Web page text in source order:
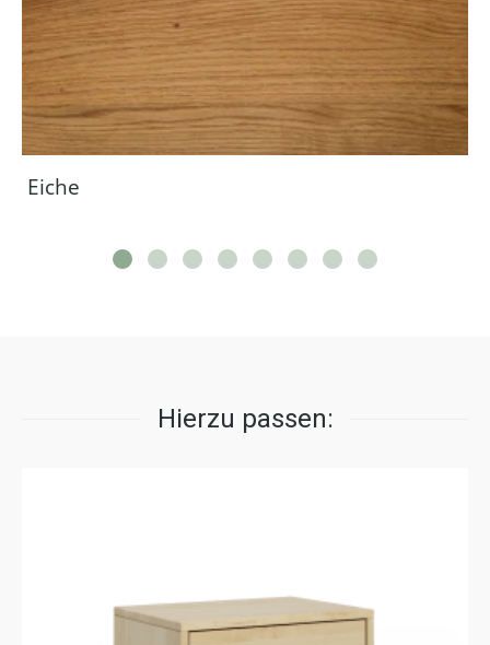
Eiche
Hierzu passen: